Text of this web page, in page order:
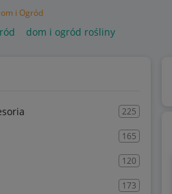
i Ogród
dom i ogród rośliny
225
165
120
173